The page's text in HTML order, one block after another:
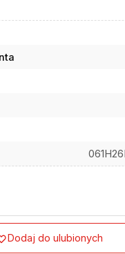
Dodaj do ulubionych